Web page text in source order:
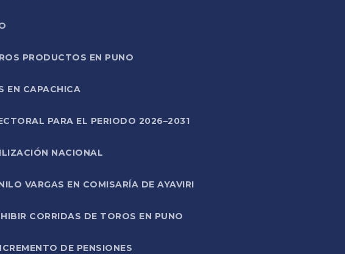
PRODUCTOS EN PUNO
EN CAPACHICA
PARA EL PERIODO 2026–2031
NACIONAL
VARGAS EN COMISARÍA DE AYAVIRI
CORRIDAS DE TOROS EN PUNO
DE PENSIONES